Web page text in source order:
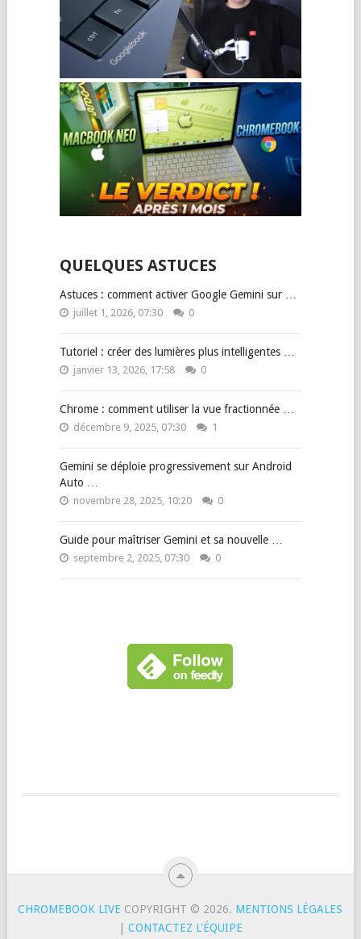
QUELQUES ASTUCES
Astuces : comment activer Google Gemini sur …
juillet 1, 2026, 07:30 0
Tutoriel : créer des lumières plus intelligentes …
janvier 13, 2026, 17:58 0
Chrome : comment utiliser la vue fractionnée …
décembre 9, 2025, 07:30 1
Gemini se déploie progressivement sur Android
Auto …
novembre 28, 2025, 10:20 0
Guide pour maîtriser Gemini et sa nouvelle …
septembre 2, 2025, 07:30 0
CHROMEBOOK LIVE COPYRIGHT © 2026. MENTIONS LÉGALES
CONTACTEZ L'ÉQUIPE